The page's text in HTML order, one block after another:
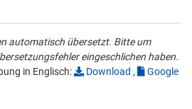
automatisch übersetzt. Bitte um
eingeschlichen haben.
in Englisch:
Download ,
Google